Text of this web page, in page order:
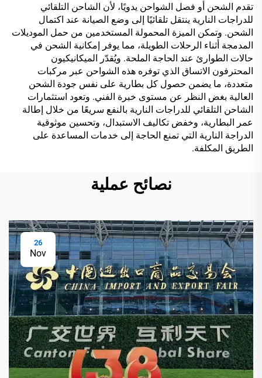
تقدم الشحن أو فصل الشواحن يدويًا، لأن الشاحن التلقائي
للدراجات النارية ينتقل تلقائيًا إلى وضع الصيانة عند اكتمال
الشحن. وتمكن الميزة المحمولة المستخدمين من حمل الموديلات
المدمجة أثناء الرحلات الطويلة، مما يوفر إمكانية الشحن في
حالات الطوارئ عند الحاجة الملحة. ويُقدّر الميكانيكيون
المحترفون الاتساق الذي توفره هذه الشواحن عبر مركبات
متعددة، ما يضمن حصول كل بطارية على نفس جودة الشحن
العالية بغض النظر عن مستوى خبرة الفني. وتعود استثمارات
الشاحن التلقائي للدراجات النارية بالنفع سريعًا من خلال إطالة
عمر البطارية، وخفض تكاليف الاستبدال، وتحسين موثوقية
الدراجة النارية التي تمنع الحاجة إلى خدمات المساعدة على
الطريق المكلفة.
نصائح عملية
26
Nov